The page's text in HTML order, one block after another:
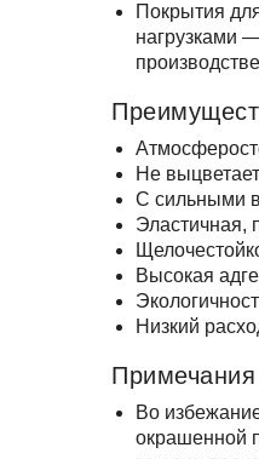
Во
окрашенной
Не
C сильными
Эластичная,
Высокая
Низкий
Покрытия
нагрузками
Примечания